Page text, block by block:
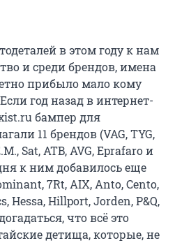
в этом году к нам
и среди брендов, имена
прибыло мало кому
год назад в интернет-
бампер для
11 брендов (VAG, TYG,
Sat, ATB, AVG, Eprafaro и
к ним добавилось еще
7Rt, AIX, Anto, Cento,
Hessa, Hillport, Jorden, P&Q,
что всё это
детища, которые, не